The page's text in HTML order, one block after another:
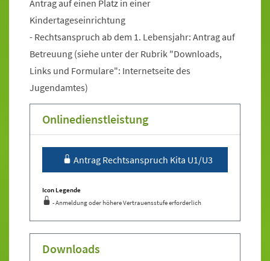
Antrag auf einen Platz in einer
Kindertageseinrichtung
- Rechtsanspruch ab dem 1. Lebensjahr: Antrag auf
Betreuung (siehe unter der Rubrik "Downloads,
Links und Formulare": Internetseite des
Jugendamtes)
Onlinedienstleistung
Sprung zur Icon Legende.
Antrag Rechtsanspruch Kita U1/U3
Icon Legende
- Anmeldung oder höhere Vertrauensstufe erforderlich
Downloads